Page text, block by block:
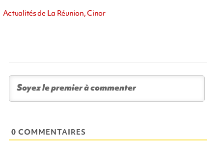
Actualités de La Réunion, Cinor
0 COMMENTAIRES